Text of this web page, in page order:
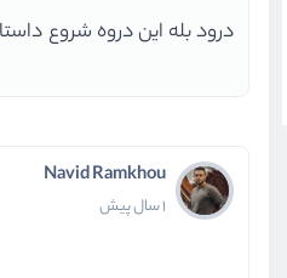
درود بله این دروه شروع
Navid Ramkhou
1 سال پیش